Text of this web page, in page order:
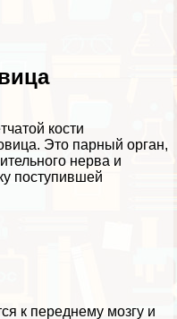
кости
Это парный орган,
нерва и
поступившей
к переднему мозгу и